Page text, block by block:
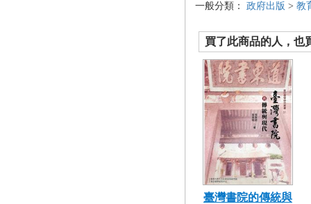
一般分類： 政府出版 > 教
買了此商品的人，也
臺灣書院的傳統與